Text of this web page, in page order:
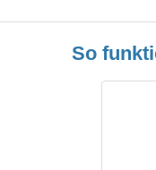
So